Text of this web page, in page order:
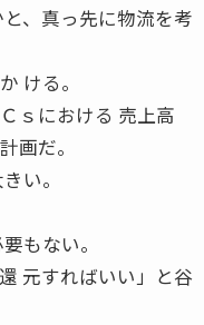
、真っ先に物流を考
ける。
ｓにおける 売上高
画だ。
い。
もない。
元すればいい」と谷